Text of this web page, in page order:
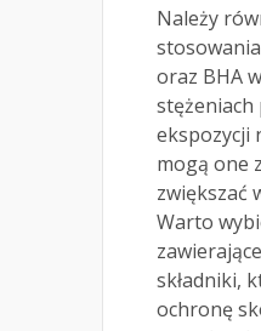
Należy
oraz BHA
stężeniach
ekspozycji
mogą one
zwiększać
Warto
składniki,
ochronę